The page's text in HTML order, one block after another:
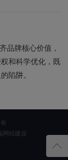
品牌核心价值，
和科学优化，既
陷阱。
网站建设